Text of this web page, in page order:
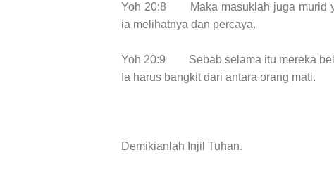
Yoh 20:8
Maka masuklah juga murid
ia melihatnya dan percaya.
Yoh 20:9
Sebab selama itu mereka
Ia harus bangkit dari antara orang mati.
Demikianlah Injil Tuhan.